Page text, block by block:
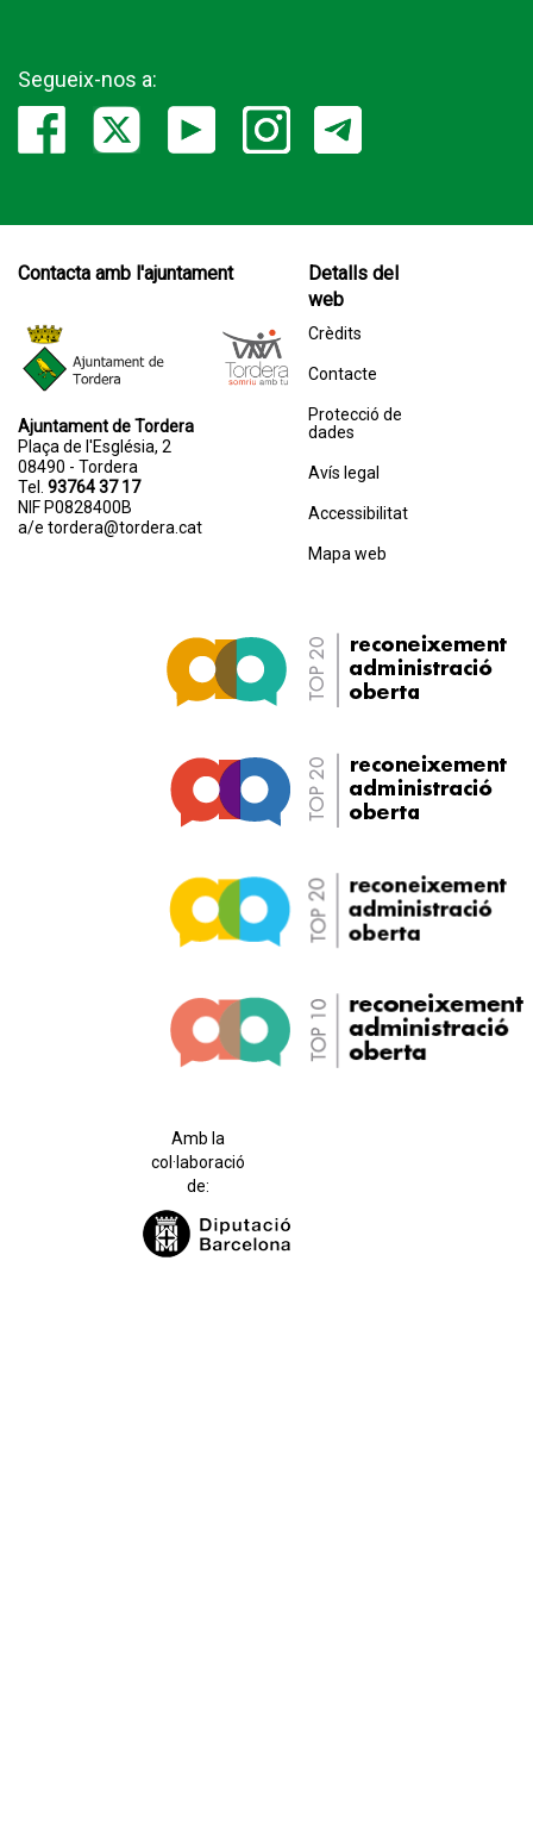
Segueix-nos a:
Contacta amb l'ajuntament
Ajuntament de Tordera
Plaça de l'Església, 2
08490 - Tordera
Tel. 93764 37 17
NIF P0828400B
a/e tordera@tordera.cat
Detalls del
web
Crèdits
Contacte
Protecció de
dades
Avís legal
Accessibilitat
Mapa web
Amb la
col·laboració
de: